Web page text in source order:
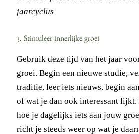
jaarcyclus
3. Stimuleer innerlijke groei
Gebruik deze tijd van het jaar
groei. Begin een nieuwe studie,
traditie, leer iets nieuws, begin
of wat je dan ook interessant lijkt.
hoe je dagelijks iets aan jouw
richt je steeds weer op wat je